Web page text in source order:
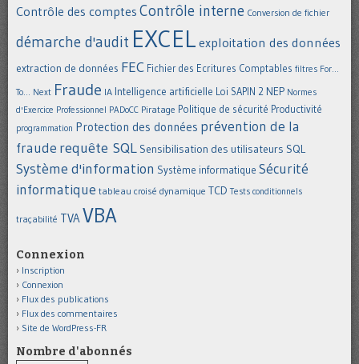
Contrôle des comptes Contrôle interne Conversion de fichier
démarche d'audit EXCEL exploitation des données
extraction de données FEC Fichier des Ecritures Comptables filtres For...
To... Next Fraude IA Intelligence artificielle Loi SAPIN 2 NEP Normes
d'Exercice Professionnel PADoCC Piratage Politique de sécurité Productivité
programmation Protection des données prévention de la
fraude requête SQL Sensibilisation des utilisateurs SQL
Système d'information Système informatique Sécurité
informatique tableau croisé dynamique TCD Tests conditionnels
traçabilité TVAVBA
Connexion
Inscription
Connexion
Flux des publications
Flux des commentaires
Site de WordPress-FR
Nombre d'abonnés